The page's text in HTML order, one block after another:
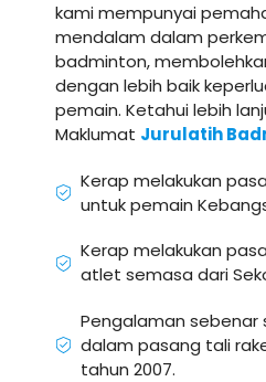
kami mempunyai
mendalam dalam
badminton,
dengan lebih baik
pemain. Ketahui lebih
Maklumat Jurulatih
Kerap melakukan
untuk pemain
Kerap melakukan
atlet semasa dari
Pengalaman sebenar
dalam pasang tali
tahun 2007.